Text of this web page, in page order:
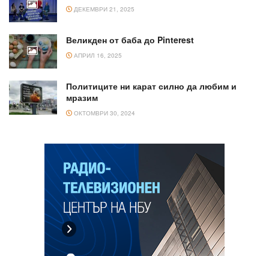
ДЕКЕМВРИ 21, 2025
Великден от баба до Pinterest
АПРИЛ 16, 2025
Политиците ни карат силно да любим и
мразим
ОКТОМВРИ 30, 2024